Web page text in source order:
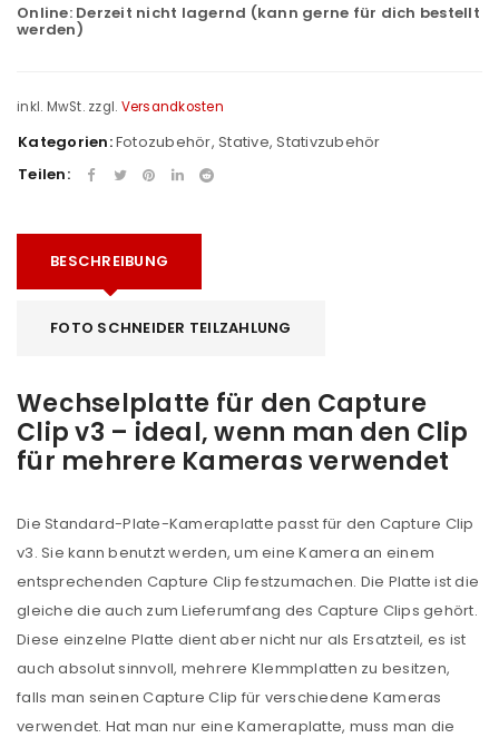
Online: Derzeit nicht lagernd (kann gerne für dich bestellt
werden)
inkl. MwSt. zzgl. Versandkosten
Kategorien:Fotozubehör, Stative,Stativzubehör
Teilen:
BESCHREIBUNG
FOTO SCHNEIDER TEILZAHLUNG
Wechselplatte für den Capture
Clip v3 – ideal, wenn man den Clip
für mehrere Kameras verwendet
Die Standard-Plate-Kameraplatte passt für den Capture Clip
v3. Sie kann benutzt werden, um eine Kamera an einem
entsprechenden Capture Clip festzumachen. Die Platte ist die
gleiche die auch zum Lieferumfang des Capture Clips gehört.
Diese einzelne Platte dient aber nicht nur als Ersatzteil, es ist
auch absolut sinnvoll, mehrere Klemmplatten zu besitzen,
falls man seinen Capture Clip für verschiedene Kameras
verwendet. Hat man nur eine Kameraplatte, muss man die